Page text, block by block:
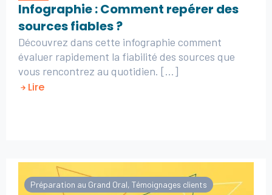
Infographie : Comment repérer des
sources fiables ?
Découvrez dans cette infographie comment
évaluer rapidement la fiabilité des sources que
vous rencontrez au quotidien. [...]
Lire
Préparation au Grand Oral, Témoignages clients